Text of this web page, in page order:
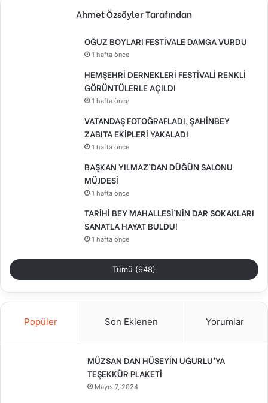
Ahmet Özsöyler Tarafından
OĞUZ BOYLARI FESTİVALE DAMGA VURDU
1 hafta önce
HEMŞEHRİ DERNEKLERİ FESTİVALİ RENKLİ
GÖRÜNTÜLERLE AÇILDI
1 hafta önce
VATANDAŞ FOTOĞRAFLADI, ŞAHİNBEY
ZABITA EKİPLERİ YAKALADI
1 hafta önce
BAŞKAN YILMAZ’DAN DÜĞÜN SALONU
MÜJDESİ
1 hafta önce
TARİHİ BEY MAHALLESİ’NİN DAR SOKAKLARI
SANATLA HAYAT BULDU!
1 hafta önce
Tümü (948)
Popüler Son Eklenen Yorumlar
MÜZSAN DAN HÜSEYİN UĞURLU’YA
TEŞEKKÜR PLAKETİ
Mayıs 7, 2024